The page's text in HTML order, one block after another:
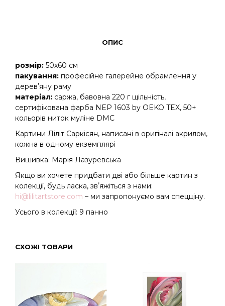
ОПИС
розмір: 50х60 см
пакування: професійне галерейне обрамлення у
деревʼяну раму
матеріал: саржа, бавовна 220 г щільність,
сертифікована фарба NEP 1603 by OEKO TEX, 50+
кольорів ниток муліне DMC
Картини Ліліт Саркісян, написані в оригіналі акрилом,
кожна в одному екземплярі
Вишивка: Марія Лазуревська
Якщо ви хочете придбати дві або більше картин з
колекції, будь ласка, звʼяжіться з нами:
hi@lilitartstore.com – ми запропонуємо вам спецціну.
Усього в колекції: 9 панно
СХОЖІ ТОВАРИ